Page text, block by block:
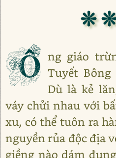
❊
Ô ng giáo
Tuyết
Dù là kẻ
váy chửi nhau với
xu, có thể tuôn ra
nguyền rủa độc địa
giềng nào dám